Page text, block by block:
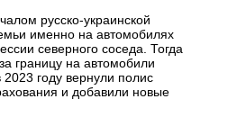
русско-украинской
именно на автомобилях
северного соседа. Тогда
границу на автомобили
году вернули полис
и добавили новые